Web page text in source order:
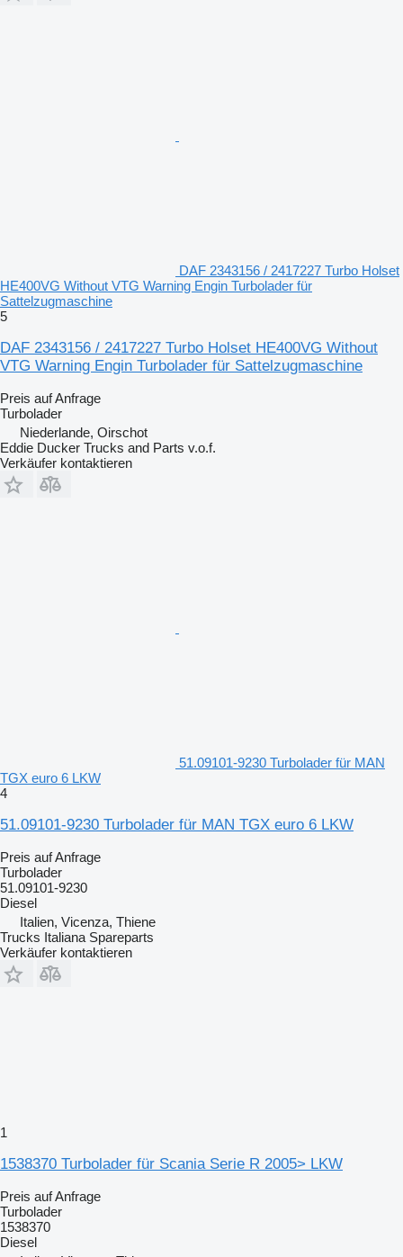
DAF 2343156 / 2417227 Turbo Holset
HE400VG Without VTG Warning Engin Turbolader für
Sattelzugmaschine
5
DAF 2343156 / 2417227 Turbo Holset HE400VG Without
VTG Warning Engin Turbolader für Sattelzugmaschine
Preis auf Anfrage
Turbolader
Niederlande, Oirschot
Eddie Ducker Trucks and Parts v.o.f.
Verkäufer kontaktieren
51.09101-9230 Turbolader für MAN
TGX euro 6 LKW
4
51.09101-9230 Turbolader für MAN TGX euro 6 LKW
Preis auf Anfrage
Turbolader
51.09101-9230
Diesel
Italien, Vicenza, Thiene
Trucks Italiana Spareparts
Verkäufer kontaktieren
1
1538370 Turbolader für Scania Serie R 2005> LKW
Preis auf Anfrage
Turbolader
1538370
Diesel